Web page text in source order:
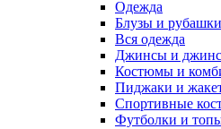
Одежда
Блузы и рубашки
Вся одежда
Джинсы и
Костюмы и
Пиджаки и
Спортивные
Футболки и